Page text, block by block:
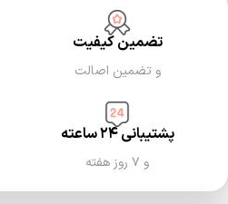
تضمین کیفیت
و تضمین اصالت
پشتیبانی ۲۴ ساعته
و ۷ روز هفته